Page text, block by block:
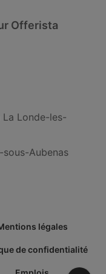
Offerista
La Londe-les-
Aubenas
légales
de confidentialité